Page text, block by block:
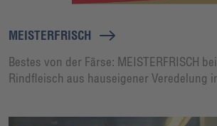
MEISTERFRISCH
Bestes von der Färse: MEISTERFRISCH
Rindfleisch aus hauseigener Veredelung